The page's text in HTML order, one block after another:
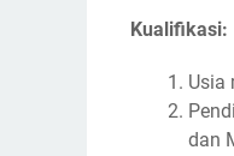
Kualifikasi:
Usia
dan